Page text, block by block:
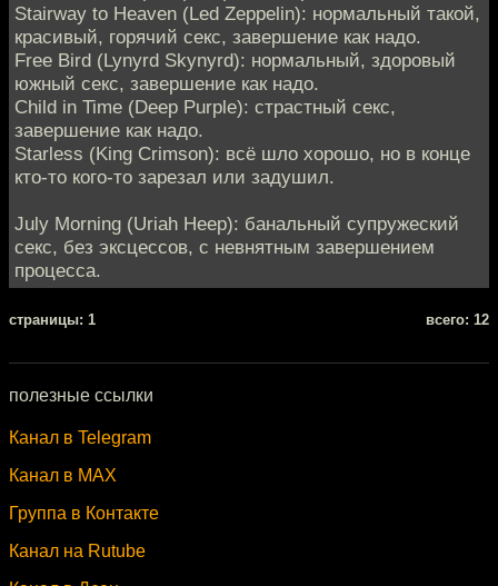
Stairway to Heaven (Led Zeppelin): нормальный такой,
красивый, горячий секс, завершение как надо.
Free Bird (Lynyrd Skynyrd): нормальный, здоровый
южный секс, завершение как надо.
Child in Time (Deep Purple): страстный секс,
завершение как надо.
Starless (King Crimson): всё шло хорошо, но в конце
кто-то кого-то зарезал или задушил.
July Morning (Uriah Heep): банальный супружеский
секс, без эксцессов, с невнятным завершением
процесса.
cтраницы: 1 всего: 12
полезные ссылки
Канал в Telegram
Канал в MAX
Группа в Контакте
Канал на Rutube